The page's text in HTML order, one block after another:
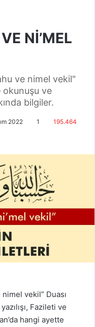
Nİ’MEL
ve nimel vekil"
okunuşu ve
bilgiler.
2022 1 195.464
vekil” Duası
Fazileti ve
hangi ayette